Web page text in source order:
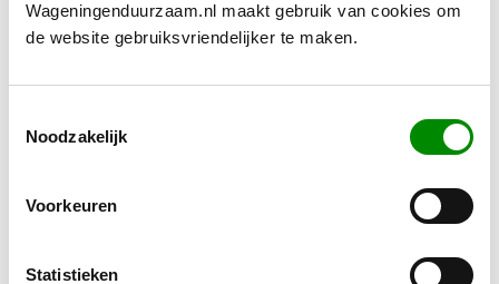
Wageningenduurzaam.nl maakt gebruik van cookies om
de website gebruiksvriendelijker te maken.
Noodzakelijk
Voorkeuren
Statistieken
Isoleer uw zolder en bespaar op uw